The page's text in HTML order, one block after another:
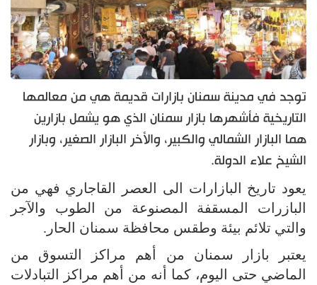
توجد في مدينة سمنان بازارات قديمة هي من معالمها
التاريخية فأشهرها بازار سمنان الذي هو يشمل بازارين
هما البازار الشمالي والكبير، والأخر البازار الصغير، وبازار
الشيخ علاء الدولة.
يعود تاريخ البازارات الى العصر القاجاري فهي من
البازرات المسقفة المصنوعة من الطوب والآجر
والتي تلائم بيئة وطقس محافظة سمنان الحار.
يعتبر بازار سمنان من أهم مراكز التسوق من
الماضي حتى اليوم، كما أنه من أهم مراكز التبادلات